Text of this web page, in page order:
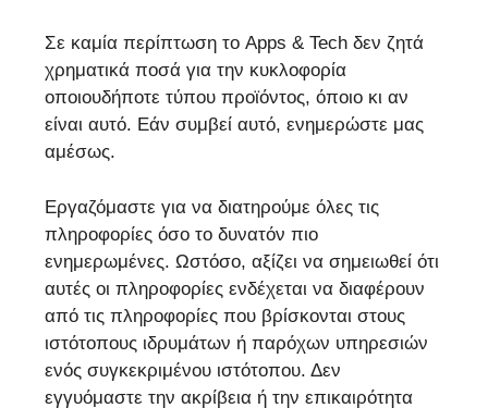
Σε καμία περίπτωση το Apps & Tech δεν ζητά
χρηματικά ποσά για την κυκλοφορία
οποιουδήποτε τύπου προϊόντος, όποιο κι αν
είναι αυτό. Εάν συμβεί αυτό, ενημερώστε μας
αμέσως.
Εργαζόμαστε για να διατηρούμε όλες τις
πληροφορίες όσο το δυνατόν πιο
ενημερωμένες. Ωστόσο, αξίζει να σημειωθεί ότι
αυτές οι πληροφορίες ενδέχεται να διαφέρουν
από τις πληροφορίες που βρίσκονται στους
ιστότοπους ιδρυμάτων ή παρόχων υπηρεσιών
ενός συγκεκριμένου ιστότοπου. Δεν
εγγυόμαστε την ακρίβεια ή την επικαιρότητα